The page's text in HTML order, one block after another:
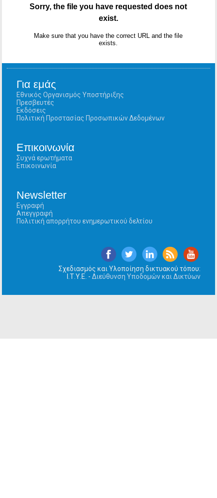
Για εμάς
Εθνικός Οργανισμός Υποστήριξης
Πρεσβευτές
Εκδόσεις
Πολιτική Προστασίας Προσωπικών Δεδομένων
Επικοινωνία
Συχνά ερωτήματα
Επικοινωνία
Newsletter
Εγγραφή
Απεγγραφή
Πολιτική απορρήτου ενημερωτικού δελτίου
Σχεδιασμός και Υλοποίηση δικτυακού τόπου:
Ι.Τ.Υ.Ε. - Διεύθυνση Υποδομών και Δικτύων